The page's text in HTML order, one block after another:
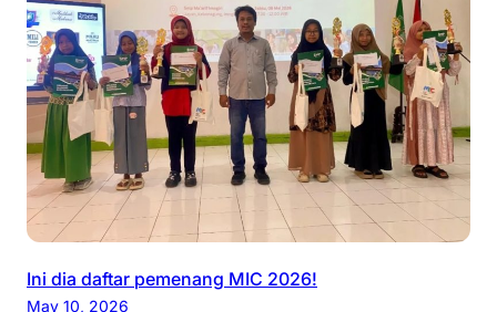
Ini dia daftar pemenang MIC 2026!
May 10, 2026